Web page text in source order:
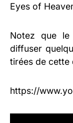
Eyes of
Notez que
diffuser
tirées de cette
https://